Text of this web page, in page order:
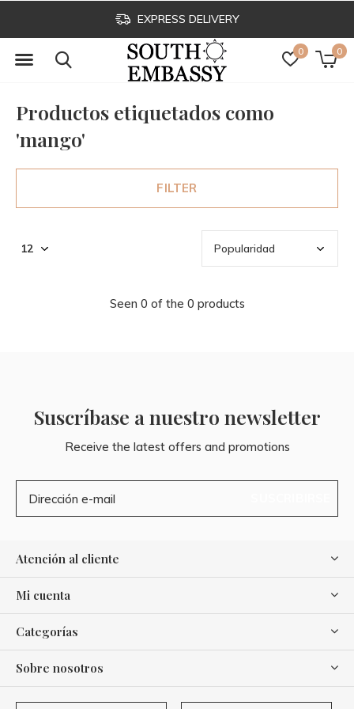
0 0
EXPRESS DELIVERY
Productos etiquetados como
'mango'
FILTER
Seen 0 of the 0 products
Suscríbase a nuestro newsletter
Receive the latest offers and promotions
Atención al cliente
Mi cuenta
Categorías
Sobre nosotros